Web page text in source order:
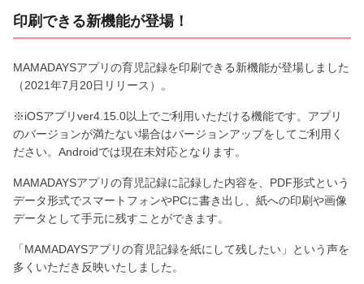
印刷できる新機能が登場！
MAMADAYSアプリの育児記録を印刷できる新機能が登場しました
（2021年7月20日リリース）。
※iOSアプリver4.15.0以上でご利用いただける機能です。アプリ
のバージョンが満たない場合はバージョンアップをしてご利用く
ださい。Androidでは現在未対応となります。
MAMADAYSアプリの育児記録に記録した内容を、PDF形式という
データ形式でスマートフォンやPCに書き出し、紙への印刷や画像
データとして手元に残すことができます。
「MAMADAYSアプリの育児記録を紙にして残したい」という声を
多くいただき反映いたしました。